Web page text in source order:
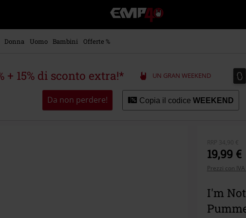
EMP
-
Musica,
Videogame
-
Abbigliamento
Donna Uomo Bambini Offerte %
+ 15% di sconto extra!* UN GRAN WEEKEND 0
0
Da non perdere! Copia il codice WEEKEND
RRP 34,90 €
19,99 €
Prezzi con
I'm